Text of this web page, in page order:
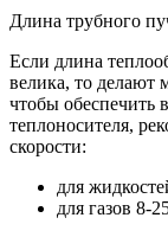
Длина трубного
Если длина
велика, то делают
чтобы обеспечить
теплоносителя,
скорости:
для
для газов 8-